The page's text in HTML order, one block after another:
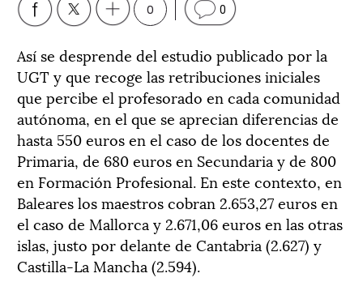
0 0
Así se desprende del estudio publicado por la
UGT y que recoge las retribuciones iniciales
que percibe el profesorado en cada comunidad
autónoma, en el que se aprecian diferencias de
hasta 550 euros en el caso de los docentes de
Primaria, de 680 euros en Secundaria y de 800
en Formación Profesional. En este contexto, en
Baleares los maestros cobran 2.653,27 euros en
el caso de Mallorca y 2.671,06 euros en las otras
islas, justo por delante de Cantabria (2.627) y
Castilla-La Mancha (2.594).